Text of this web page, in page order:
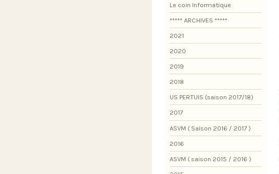
Le coin Informatique
***** ARCHIVES *****
2021
2020
2019
2018
US PERTUIS (saison 2017/18)
2017
ASVM ( Saison 2016 / 2017 )
2016
ASVM ( saison 2015 / 2016 )